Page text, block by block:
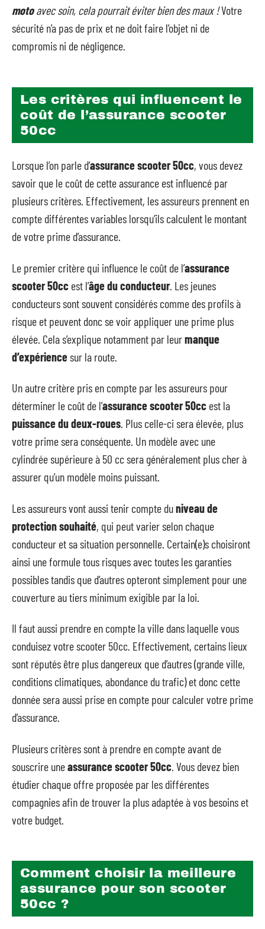
motoavec soin, cela pourrait éviter bien des maux !Votre
sécurité n’a pas de prix et ne doit faire l’objet ni de
compromis ni de négligence.
Les critères qui influencent le
coût de l’assurance scooter
50cc
Lorsque l’on parle d’assurance scooter 50cc, vous devez
savoir que le coût de cette assurance est influencé par
plusieurs critères. Effectivement, les assureurs prennent en
compte différentes variables lorsqu’ils calculent le montant
de votre prime d’assurance.
Le premier critère qui influence le coût de l’assurance
scooter 50cc est l’âge du conducteur. Les jeunes
conducteurs sont souvent considérés comme des profils à
risque et peuvent donc se voir appliquer une prime plus
élevée. Cela s’explique notamment par leurmanque
d’expériencesur la route.
Un autre critère pris en compte par les assureurs pour
déterminer le coût de l’assurance scooter 50cc est la
puissance du deux-roues. Plus celle-ci sera élevée, plus
votre prime sera conséquente. Un modèle avec une
cylindrée supérieure à 50 cc sera généralement plus cher à
assurer qu’un modèle moins puissant.
Les assureurs vont aussi tenir compte duniveau de
protection souhaité, qui peut varier selon chaque
conducteur et sa situation personnelle. Certain(e)s choisiront
ainsi une formule tous risques avec toutes les garanties
possibles tandis que d’autres opteront simplement pour une
couverture au tiers minimum exigible par la loi.
Il faut aussi prendre en compte la ville dans laquelle vous
conduisez votre scooter 50cc. Effectivement, certains lieux
sont réputés être plus dangereux que d’autres (grande ville,
conditions climatiques, abondance du trafic) et donc cette
donnée sera aussi prise en compte pour calculer votre prime
d’assurance.
Plusieurs critères sont à prendre en compte avant de
souscrire uneassurance scooter 50cc . Vous devez bien
étudier chaque offre proposée par les différentes
compagnies afin de trouver la plus adaptée à vos besoins et
votre budget.
Comment choisir la meilleure
assurance pour son scooter
50cc ?